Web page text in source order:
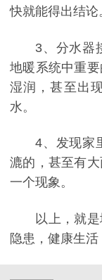
快就能得出结论
3、 分水器
地暖系统中重
湿润，甚至出
水。
4、 发现家
漉的，甚至有
一个现象。
以上，就
隐患，健康生活